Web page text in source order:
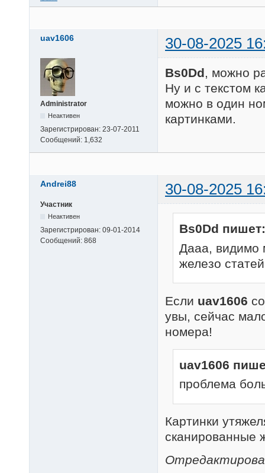
uav1606 30-08-2025
Administrator
Неактивен
Зарегистрирован: 23-07-2011
Сообщений: 1,632
Bs0Dd, можно
Ну и с текстом
можно в один
картинками.
Andrei88 30-08-2025
Участник
Неактивен
Зарегистрирован: 09-01-2014
Сообщений: 868
Bs0Dd пишет:
Дааа, видимо
железо
Если uav1606
увы, сейчас
номера!
uav1606
проблема
Картинки
сканированные